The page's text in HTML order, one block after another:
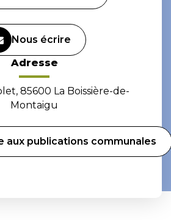
Nous écrire
Adresse
85600 La Boissière-de-
Montaigu
aux publications communales